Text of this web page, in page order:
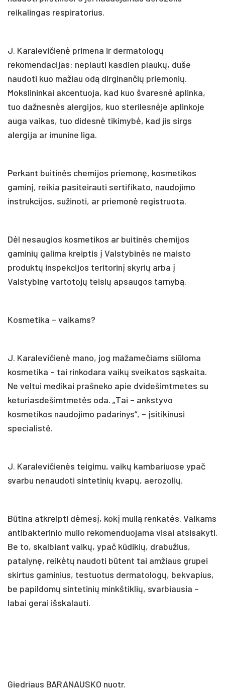
reikalingas respiratorius.
J. Karalevičienė primena ir dermatologų
rekomendacijas: neplauti kasdien plaukų, duše
naudoti kuo mažiau odą dirginančių priemonių.
Mokslininkai akcentuoja, kad kuo švaresnė aplinka,
tuo dažnesnės alergijos, kuo sterilesnėje aplinkoje
auga vaikas, tuo didesnė tikimybė, kad jis sirgs
alergija ar imunine liga.
Perkant buitinės chemijos priemonę, kosmetikos
gaminį, reikia pasiteirauti sertifikato, naudojimo
instrukcijos, sužinoti, ar priemonė registruota.
Dėl nesaugios kosmetikos ar buitinės chemijos
gaminių galima kreiptis į Valstybinės ne maisto
produktų inspekcijos teritorinį skyrių arba į
Valstybinę vartotojų teisių apsaugos tarnybą.
Kosmetika – vaikams?
J. Karalevičienė mano, jog mažamečiams siūloma
kosmetika – tai rinkodara vaikų sveikatos sąskaita.
Ne veltui medikai prašneko apie dvidešimtmetes su
keturiasdešimtmetės oda. „Tai – ankstyvo
kosmetikos naudojimo padarinys“, – įsitikinusi
specialistė.
J. Karalevičienės teigimu, vaikų kambariuose ypač
svarbu nenaudoti sintetinių kvapų, aerozolių.
Būtina atkreipti dėmesį, kokį muilą renkatės. Vaikams
antibakterinio muilo rekomenduojama visai atsisakyti.
Be to, skalbiant vaikų, ypač kūdikių, drabužius,
patalynę, reikėtų naudoti būtent tai amžiaus grupei
skirtus gaminius, testuotus dermatologų, bekvapius,
be papildomų sintetinių minkštiklių, svarbiausia –
labai gerai išskalauti.
Giedriaus BARANAUSKO nuotr.